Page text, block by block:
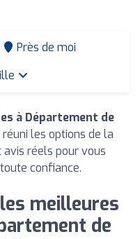
Près de moi
à Département de
réuni les options de la
réels pour vous
confiance.
meilleures
de